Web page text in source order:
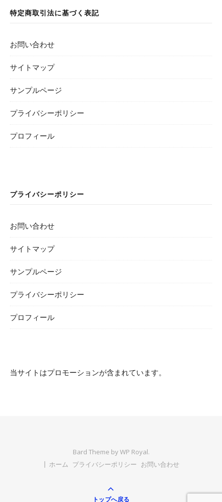
特定商取引法に基づく表記
お問い合わせ
サイトマップ
サンプルページ
プライバシーポリシー
プロフィール
プライバシーポリシー
お問い合わせ
サイトマップ
サンプルページ
プライバシーポリシー
プロフィール
当サイトはプロモーションが含まれています。
Bard Theme byWP Royal.
ホーム プライバシーポリシー お問い合わせ
トップへ戻る